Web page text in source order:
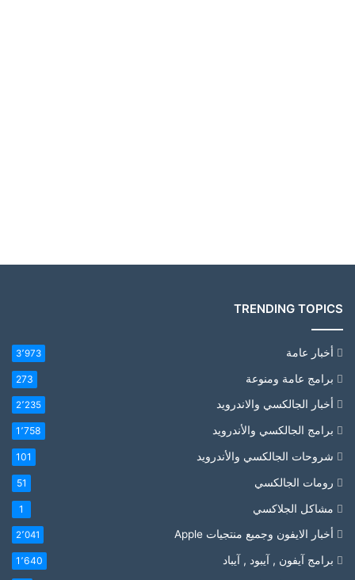
TRENDING TOPICS
أخبار عامة 3٬973
برامج عامة ومنوعة 273
أخبار الجالكسي والاندرويد 2٬235
برامج الجالكسي والأندرويد 1٬758
شروحات الجالكسي والأندرويد 101
رومات الجالكسي 51
مشاكل الجلاكسي 1
أخبار الايفون وجميع منتجيات Apple 2٬041
برامج آيفون , آيبود , آيباد 1٬640